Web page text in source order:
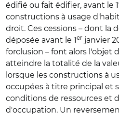
édifié ou fait édifier, avant le 1
constructions à usage
droit. Ces cessions – dont la
déposée avant le 1er janvier
forclusion – font alors l'objet
atteindre la totalité de la
lorsque les constructions à
occupées à titre principal et
conditions de ressources et
d'occupation. Un